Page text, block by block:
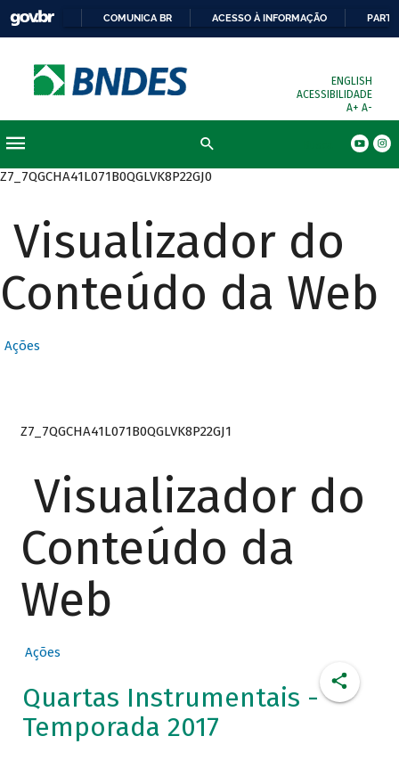
COMUNICA BR ACESSO À INFORMAÇÃO
ENGLISH
ACESSIBILIDADE
A+ A-
Z7_7QGCHA41L071B0QGLVK8P22GJ0
Visualizador do
Conteúdo da Web
Ações
Z7_7QGCHA41L071B0QGLVK8P22GJ1
Visualizador do
Conteúdo da
Web
Ações
Quartas Instrumentais -
Temporada 2017